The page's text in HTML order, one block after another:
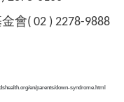
會( 02 ) 2278-9888
en/parents/down-syndrome.html